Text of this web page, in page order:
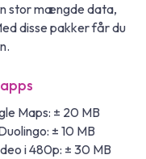
stor mængde data,
disse pakker får du
Maps: ± 20 MB
± 10 MB
i 480p: ± 30 MB